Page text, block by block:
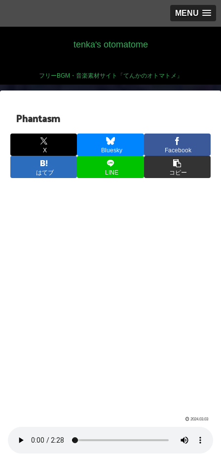
MENU
tenka's otomatome
フリーBGM・音楽素材サイト「てんかのオトマトメ」
Phantasm
X Bluesky Facebook
はてブ LINE コピー
2024.03.03